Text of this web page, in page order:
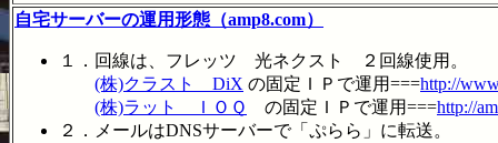
自宅サーバーの運用形態（amp8.com）
１．回線は、フレッツ 光ネクスト ２回線使用。
(株)クラスト DiX の固定ＩＰで運用===http://
(株)ラット ＩＯＱ
の固定ＩＰで運用===http://
２．メールはDNSサーバーで「ぷらら」に転送。